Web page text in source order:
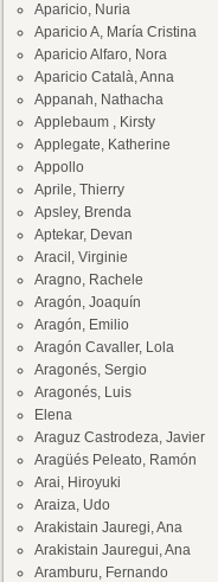
Aparicio, Nuria
Aparicio A, María Cristina
Aparicio Alfaro, Nora
Aparicio Català, Anna
Appanah, Nathacha
Applebaum , Kirsty
Applegate, Katherine
Appollo
Aprile, Thierry
Apsley, Brenda
Aptekar, Devan
Aracil, Virginie
Aragno, Rachele
Aragón, Joaquín
Aragón, Emilio
Aragón Cavaller, Lola
Aragonés, Sergio
Aragonés, Luis
Elena
Araguz Castrodeza, Javier
Aragüés Peleato, Ramón
Arai, Hiroyuki
Araiza, Udo
Arakistain Jauregi, Ana
Arakistain Jauregui, Ana
Aramburu, Fernando